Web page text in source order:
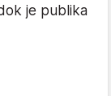
je publika